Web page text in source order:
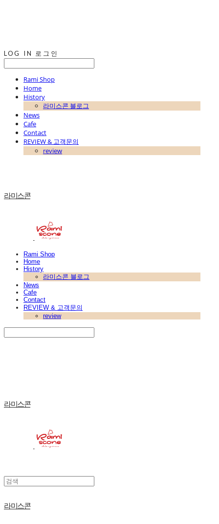
LOG IN 로그인
Rami Shop
Home
History
라미스콘 블로그
News
Cafe
Contact
REVIEW & 고객문의
review
라미스콘
Rami Shop
Home
History
라미스콘 블로그
News
Cafe
Contact
REVIEW & 고객문의
review
라미스콘
라미스콘